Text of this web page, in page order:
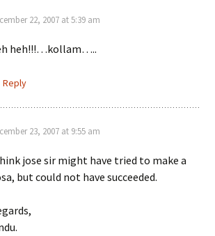
22, 2007 at 5:39 am
heh!!!…kollam…..
Reply
23, 2007 at 9:55 am
jose sir might have tried to make a
but could not have succeeded.